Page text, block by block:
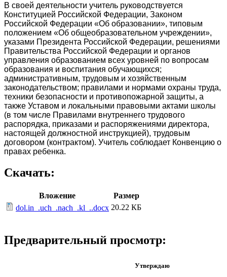
В своей деятельности учитель руководствуется
Конституцией Российской Федерации, Законом
Российской Федерации «Об образовании», типовым
положением «Об общеобразовательном учреждении»,
указами Президента Российской Федерации, решениями
Правительства Российской Федерации и органов
управления образованием всех уровней по вопросам
образования и воспитания обучающихся;
административным, трудовым и хозяйственным
законодательством; правилами и нормами охраны труда,
техники безопасности и противопожарной защиты, а
также Уставом и локальными правовыми актами школы
(в том числе Правилами внутреннего трудового
распорядка, приказами и распоряжениями директора,
настоящей должностной инструкцией), трудовым
договором (контрактом). Учитель соблюдает Конвенцию о
правах ребенка.
Скачать:
Вложение
Размер
dol.in_.uch_.nach_.kl_..docx 20.22 КБ
Предварительный просмотр:
Утверждаю